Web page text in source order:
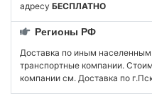
адресу БЕСПЛАТНО
Регионы РФ
Доставка по иным
транспортные компании.
компании см. Доставка по